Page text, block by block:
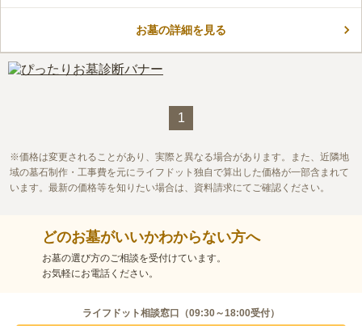
お墓の詳細を見る
1
価格は変更されることがあり、実際と異なる場合があります。また、近隣地
域の墓石制作・工事費を元にライフドット独自で算出した価格が一部含まれて
います。最新の価格等を知りたい場合は、資料請求にてご確認ください。
どのお墓がいいかわからない方へ
お墓の選び方のご相談を受付けています。
お気軽にお電話ください。
ライフドット相談窓口（09:30～18:00受付）